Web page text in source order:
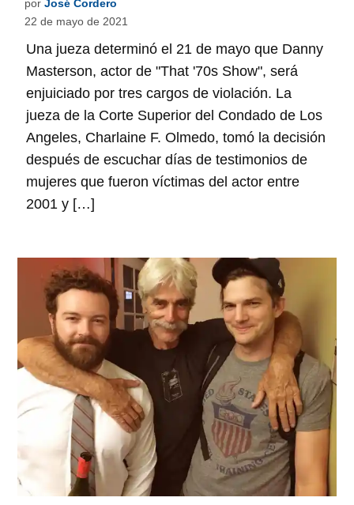
por José Cordero
22 de mayo de 2021
Una jueza determinó el 21 de mayo que Danny
Masterson, actor de "That '70s Show", será
enjuiciado por tres cargos de violación. La
jueza de la Corte Superior del Condado de Los
Angeles, Charlaine F. Olmedo, tomó la decisión
después de escuchar días de testimonios de
mujeres que fueron víctimas del actor entre
2001 y […]